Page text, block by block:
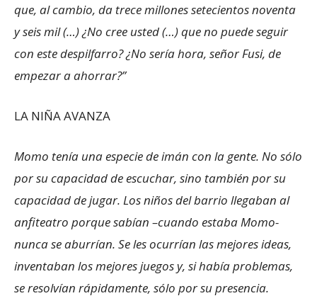
que, al cambio, da trece millones setecientos noventa
y seis mil (…) ¿No cree usted (…) que no puede seguir
con este despilfarro? ¿No sería hora, señor Fusi, de
empezar a ahorrar?”
LA NIÑA AVANZA
Momo tenía una especie de imán con la gente. No sólo
por su capacidad de escuchar, sino también por su
capacidad de jugar. Los niños del barrio llegaban al
anfiteatro porque sabían –cuando estaba Momo-
nunca se aburrían. Se les ocurrían las mejores ideas,
inventaban los mejores juegos y, si había problemas,
se resolvían rápidamente, sólo por su presencia.